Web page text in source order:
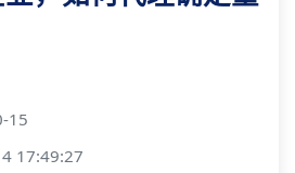
15
17:49:27